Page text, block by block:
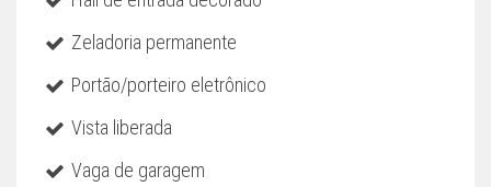
Zeladoria permanente
Portão/porteiro eletrônico
Vista liberada
Vaga de garagem